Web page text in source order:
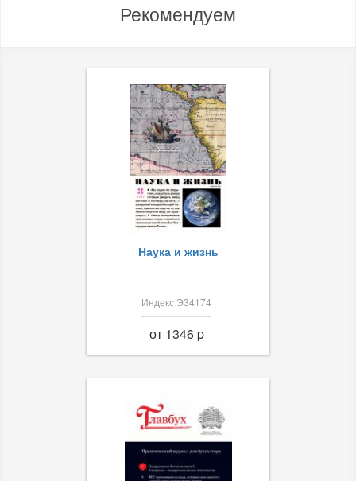
Рекомендуем
Наука и жизнь
Индекс Э34174
от 1346 p